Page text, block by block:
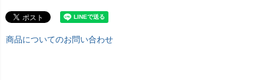
商品についてのお問い合わせ